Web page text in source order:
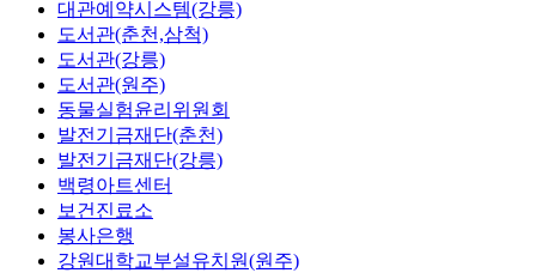
대관예약시스템(강릉)
도서관(춘천,삼척)
도서관(강릉)
도서관(원주)
동물실험윤리위원회
발전기금재단(춘천)
발전기금재단(강릉)
백령아트센터
보건진료소
봉사은행
강원대학교부설유치원(원주)